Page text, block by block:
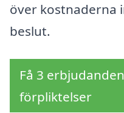
över kostnaderna
beslut.
Få 3
förpliktelser